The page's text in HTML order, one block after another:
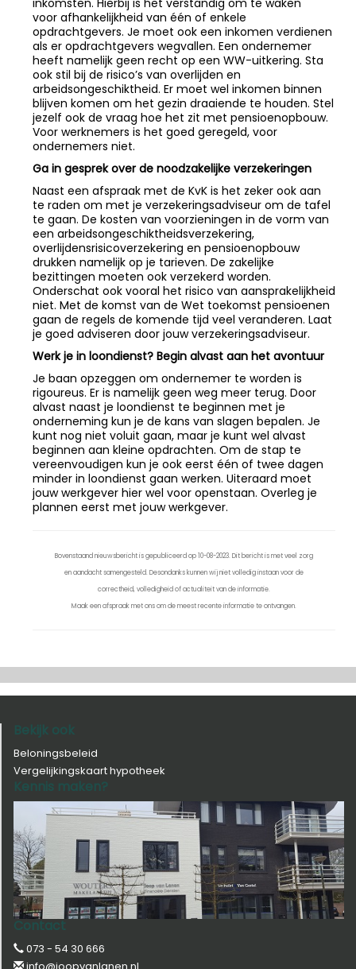
inkomsten. Hierbij is het verstandig om te waken
voor afhankelijkheid van één of enkele
opdrachtgevers. Je moet ook een inkomen verdienen
als er opdrachtgevers wegvallen. Een ondernemer
heeft namelijk geen recht op een WW-uitkering. Sta
ook stil bij de risico’s van overlijden en
arbeidsongeschiktheid. Er moet wel inkomen binnen
blijven komen om het gezin draaiende te houden. Stel
jezelf ook de vraag hoe het zit met pensioenopbouw.
Voor werknemers is het goed geregeld, voor
ondernemers niet.
Ga in gesprek over de noodzakelijke verzekeringen
Naast een afspraak met de KvK is het zeker ook aan
te raden om met je verzekeringsadviseur om de tafel
te gaan. De kosten van voorzieningen in de vorm van
een arbeidsongeschiktheidsverzekering,
overlijdensrisicoverzekering en pensioenopbouw
drukken namelijk op je tarieven. De zakelijke
bezittingen moeten ook verzekerd worden.
Onderschat ook vooral het risico van aansprakelijkheid
niet. Met de komst van de Wet toekomst pensioenen
gaan de regels de komende tijd veel veranderen. Laat
je goed adviseren door jouw verzekeringsadviseur.
Werk je in loondienst? Begin alvast aan het avontuur
Je baan opzeggen om ondernemer te worden is
rigoureus. Er is namelijk geen weg meer terug. Door
alvast naast je loondienst te beginnen met je
onderneming kun je de kans van slagen bepalen. Je
kunt nog niet voluit gaan, maar je kunt wel alvast
beginnen aan kleine opdrachten. Om de stap te
vereenvoudigen kun je ook eerst één of twee dagen
minder in loondienst gaan werken. Uiteraard moet
jouw werkgever hier wel voor openstaan. Overleg je
plannen eerst met jouw werkgever.
Bovenstaand nieuwsbericht is gepubliceerd op 10-08-2023. Dit bericht is met veel zorg
en aandacht samengesteld. Desondanks kunnen wij niet volledig instaan voor de
correctheid, volledigheid of actualiteit van de informatie.
Maak een afspraak met ons om de meest recente informatie te ontvangen.
Bekijk ook
Beloningsbeleid
Vergelijkingskaart hypotheek
Kennis maken?
Contact
073 - 54 30 666